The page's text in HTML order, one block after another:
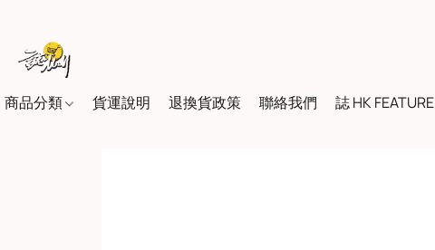
商品分類 貨運說明 退換貨政策 聯絡我們 誌 HK FEATURE